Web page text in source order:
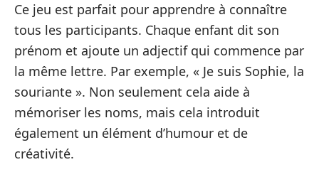
Ce jeu est parfait pour apprendre à connaître
tous les participants. Chaque enfant dit son
prénom et ajoute un adjectif qui commence par
la même lettre. Par exemple, « Je suis Sophie, la
souriante ». Non seulement cela aide à
mémoriser les noms, mais cela introduit
également un élément d’humour et de
créativité.